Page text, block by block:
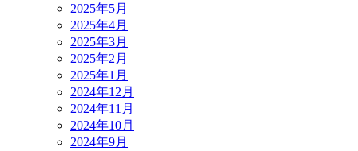
2025年5月
2025年4月
2025年3月
2025年2月
2025年1月
2024年12月
2024年11月
2024年10月
2024年9月